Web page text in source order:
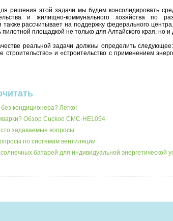
решения этой задачи мы будем консолидировать
и жилищно-коммунального хозяйства по
также рассчитывает на поддержку федерального
пилотной площадкой не только для Алтайского края, но и
реальной задачи должны определить
строительство» и «строительство с применением
кондиционера? Легко!
Обзор Cuckoo CMC-HE1054
задаваемые вопросы
по системам вентиляции
батарей для индивидуальной энергетической